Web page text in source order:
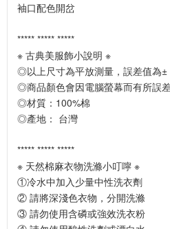
袖口配色開岔
***** ***** *****
※ 古典美服飾小說明 ※
◎以上尺寸為平放測量，誤差值為±
◎商品顏色會因電腦螢幕而有所誤
◎材質：100%棉
◎產地： 台灣
***** ***** *****
※ 天然棉麻衣物洗滌小叮嚀 ※
①冷水中加入少量中性洗衣劑
② 請將深淺色衣物，分開洗滌
③ 請勿使用含磷或強效洗衣粉